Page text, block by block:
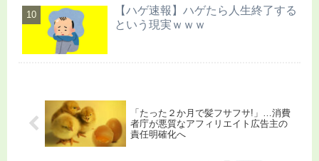
【ハゲ速報】ハゲたら人生終了する
という現実ｗｗｗ
「たった２か月で髪フサフサ!」…消費
者庁が悪質なアフィリエイト広告主の
責任明確化へ